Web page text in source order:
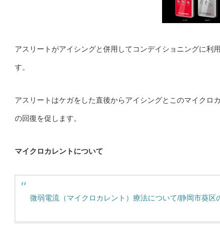
アスリートがアイシングと併用してコンデイショニングに
す。
アスリートはケガをした直後からアイシングとこのマイク
の回復を促します。
マイクロカレントについて
微弱電流（マイクロカレント）療法について/静岡市葵区